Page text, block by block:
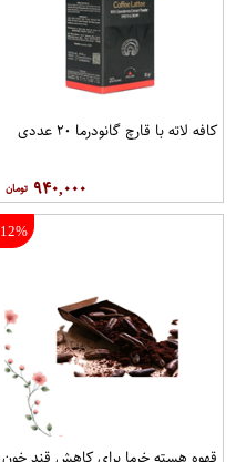
کافه لاته با قارچ گانودرما ۲۰ عددی
۹۴۰,۰۰۰
12%
قهوه هسته خرما برای کاهش قند خون